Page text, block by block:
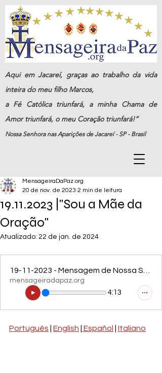
Aqui em Jacareí, graças ao trabalho da vida
inteira do meu filho Marcos,
a Fé Católica triunfará, a minha Chama de
Amor triunfará, o meu Coração triunfará!”
Nossa Senhora nas Aparições de Jacareí - SP - Brasil
19.11.2023 |"Sou a Mãe da
Oração"
MensageiraDaPaz.org
20 de nov. de 2023 2 min de leitura
Atualizado: 22 de jan. de 2024
mensageiradapaz.org
4:13
Português English Español Italiano